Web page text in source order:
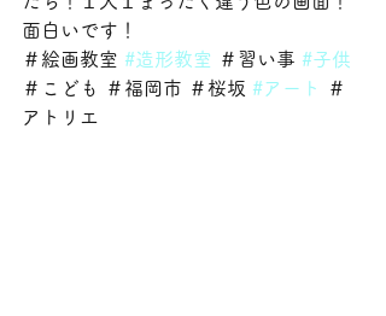
面白いです！
＃絵画教室 #造形教室 ＃習い事 #子供
＃こども ＃福岡市 ＃桜坂 #アート
＃
アトリエ